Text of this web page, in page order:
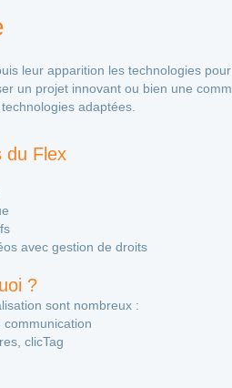
leur apparition les technologies
un projet innovant ou bien une
adaptées.
du Flex
avec gestion de droits
?
sont nombreux :
clicTag